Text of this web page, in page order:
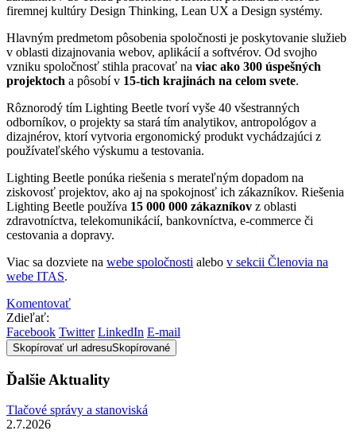
firemnej kultúry Design Thinking, Lean UX a Design systémy.
Hlavným predmetom pôsobenia spoločnosti je poskytovanie služieb
v oblasti dizajnovania webov, aplikácií a softvérov. Od svojho
vzniku spoločnosť stihla pracovať na viac ako 300 úspešných
projektoch a pôsobí v 15-tich krajinách na celom svete.
Rôznorodý tím Lighting Beetle tvorí vyše 40 všestranných
odborníkov, o projekty sa stará tím analytikov, antropológov a
dizajnérov, ktorí vytvoria ergonomický produkt vychádzajúci z
používateľského výskumu a testovania.
Lighting Beetle ponúka riešenia s merateľným dopadom na
ziskovosť projektov, ako aj na spokojnosť ich zákazníkov. Riešenia
Lighting Beetle používa 15 000 000 zákazníkov z oblasti
zdravotníctva, telekomunikácií, bankovníctva, e-commerce či
cestovania a dopravy.
Viac sa dozviete na webe spoločnosti alebo v sekcii Členovia na
webe ITAS.
Komentovať
Zdieľať:
Facebook Twitter LinkedIn E-mail
Skopírovať url adresuSkopírované
Ďalšie Aktuality
Tlačové správy a stanoviská
2.7.2026